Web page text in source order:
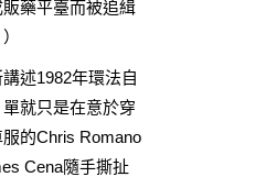
藥平臺而被追緝
述1982年環法自
就只是在意於穿
的Chris Romano
Cena隨手撕扯